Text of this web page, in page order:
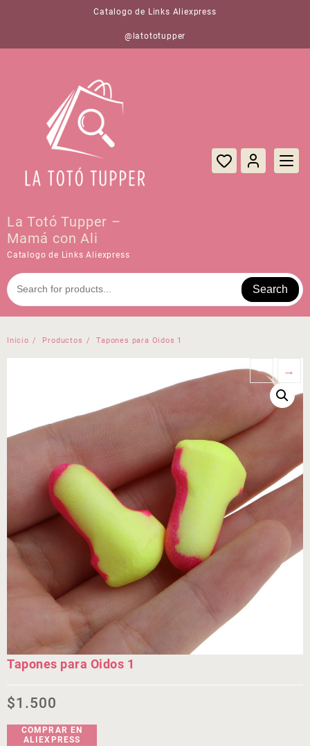
Catalogo de Links Aliexpress
@latototupper
La Totó Tupper –
Mamá con Ali
Catalogo de Links Aliexpress
Search
Inicio Productos Tapones para Oidos 1
← →
Tapones para Oidos 1
$1.500
COMPRAR EN
ALIEXPRESS